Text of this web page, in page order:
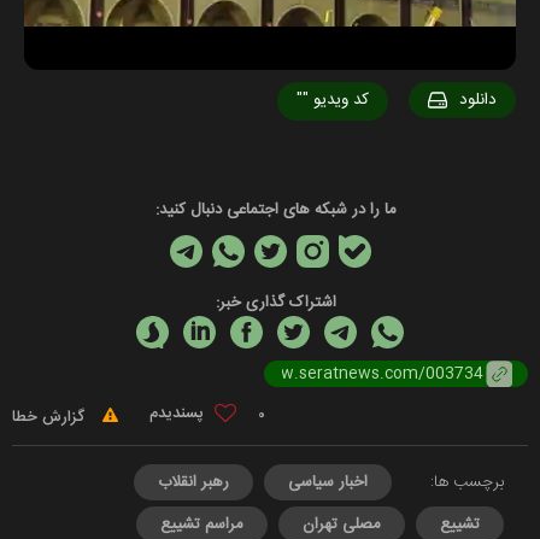
"" کد ویدیو دانلود
ما را در شبکه های اجتماعی دنبال کنید:
اشتراک گذاری خبر:
0 گزارش خطا
برچسب ها: اخبار سیاسی
رهبر انقلاب
تشییع
مصلی تهران مراسم تشییع